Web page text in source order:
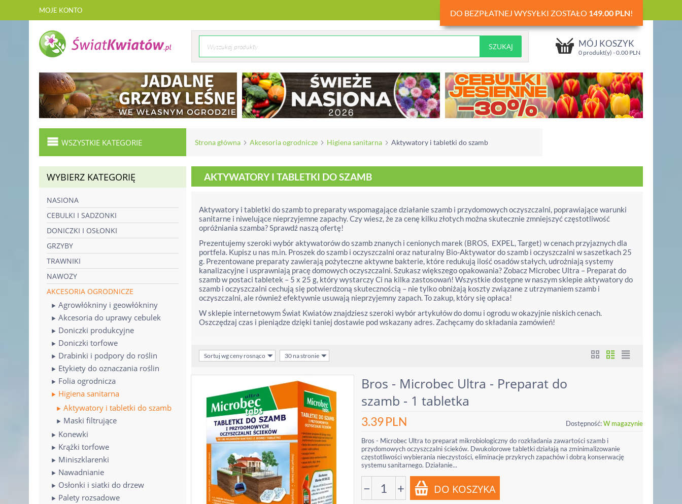
MOJE KONTO DO BEZPŁATNEJ WYSYŁKI ZOSTAŁO 149.00 PLN!
MÓJ KOSZYK
0 produkt(y) -0.00 PLN
WSZYSTKIE KATEGORIE Strona główna Akcesoria ogrodnicze Higiena sanitarna Aktywatory i tabletki do szamb
WYBIERZ KATEGORIĘ
NASIONA
CEBULKI I SADZONKI
DONICZKI I OSŁONKI
GRZYBY
TRAWNIKI
NAWOZY
AKCESORIA OGRODNICZE
Agrowłókniny i geowłókniny
Akcesoria do uprawy cebulek
Doniczki produkcyjne
Doniczki torfowe
Drabinki i podpory do roślin
Etykiety do oznaczania roślin
Folia ogrodnicza
Higiena sanitarna
Aktywatory i tabletki do szamb
Maski filtrujące
Konewki
Krążki torfowe
Miniszklarenki
Nawadnianie
Osłonki i siatki do drzew
Palety rozsadowe
AKTYWATORY I TABLETKI DO SZAMB
Aktywatory i tabletki do szamb to preparaty wspomagające działanie szamb i przydomowych oczyszczalni, poprawiające warunki
sanitarne i niwelujące nieprzyjemne zapachy. Czy wiesz, że za cenę kilku złotych można skutecznie zmniejszyć częstotliwość
opróżniania szamba? Sprawdź naszą ofertę!
Prezentujemy szeroki wybór aktywatorów do szamb znanych i cenionych marek (BROS, EXPEL, Target) w cenach przyjaznych dla
portfela. Kupisz u nas m.in. Proszek do szamb i oczyszczalni oraz naturalny Bio-Aktywator do szamb i oczyszczalni w saszetkach 25
g. Prezentowane preparaty zawierają pożyteczne aktywne bakterie, które redukują ilość osadów stałych, udrożniają systemy
kanalizacyjne i usprawniają pracę domowych oczyszczalni. Szukasz większego opakowania? Zobacz Microbec Ultra – Preparat do
szamb w postaci tabletek – 5 x 25 g, który wystarczy Ci na kilka zastosowań! Wszystkie dostępne w naszym sklepie aktywatory do
szamb i oczyszczalni cechują się potwierdzoną skutecznością – nie tylko obniżają koszty związane z utrzymaniem szamb i
oczyszczalni, ale również efektywnie usuwają nieprzyjemny zapach. To zakup, który się opłaca!
W sklepie internetowym Świat Kwiatów znajdziesz szeroki wybór artykułów do domu i ogrodu w okazyjnie niskich cenach.
Oszczędzaj czas i pieniądze dzięki taniej dostawie pod wskazany adres. Zachęcamy do składania zamówień!
Sortuj wg ceny rosnąco 30 na stronie
Bros - Microbec Ultra - Preparat do
szamb - 1 tabletka
3.39PLN Dostępność:W magazynie
Bros - Microbec Ultra to preparat mikrobiologiczny do rozkładania zawartości szamb i
przydomowych oczyszczalni ścieków. Dwukolorowe tabletki działają na zminimalizowanie
częstotliwości wybierania nieczystości, eliminacje przykrych zapachów i dobrą konserwację
systemu sanitarnego. Działanie...
− +